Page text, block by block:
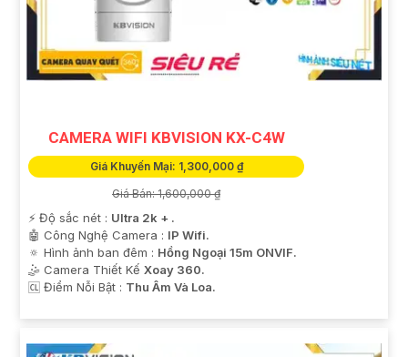
CAMERA WIFI KBVISION KX-C4W
Giá Khuyến Mại: 1,300,000 ₫
Giá Bán: 1,600,000 ₫
️⚡ Độ sắc nét : Ultra 2k + .
🤖️ Công Nghệ Camera : IP Wifi.
🔅 Hình ảnh ban đêm : Hồng Ngoại 15m ONVIF.
🤹 Camera Thiết Kế Xoay 360.
️🆑 Điểm Nỗi Bật : Thu Âm Và Loa.